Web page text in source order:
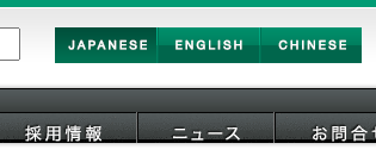
Japan English Chinese